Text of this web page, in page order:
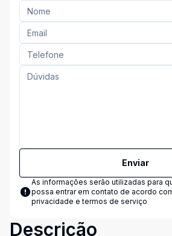
Enviar
As informações serão utilizadas para
possa entrar em contato de acordo
privacidade e termos de serviço
Descrição